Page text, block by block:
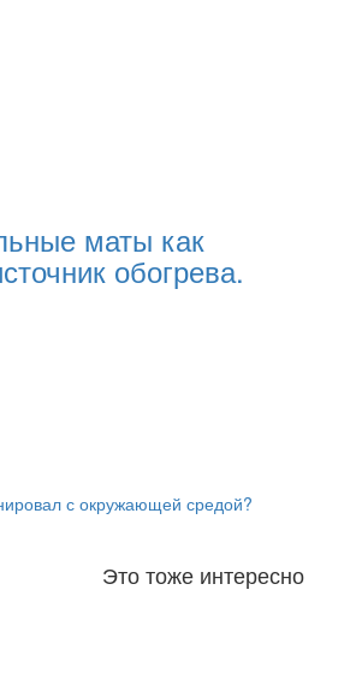
маты как
обогрева.
с окружающей средой?
Это тоже интересно